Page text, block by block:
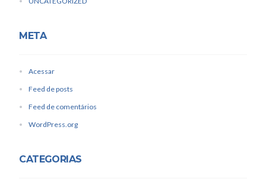
META
Acessar
Feed de posts
Feed de comentários
WordPress.org
CATEGORIAS